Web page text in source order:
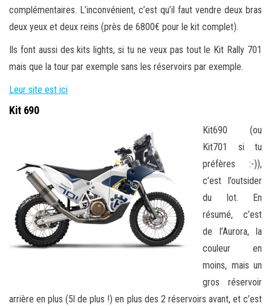
complémentaires. L’inconvénient, c’est qu’il faut vendre deux bras
deux yeux et deux reins (près de 6800€ pour le kit complet).
Ils font aussi des kits lights, si tu ne veux pas tout le Kit Rally 701
mais que la tour par exemple sans les réservoirs par exemple.
Leur site est ici
Kit 690
Kit690 (ou
Kit701 si tu
préfères :-)),
c’est l’outsider
du lot. En
résumé, c’est
de l’Aurora, la
couleur en
moins, mais un
gros réservoir
arrière en plus (5l de plus !) en plus des 2 réservoirs avant, et c’est